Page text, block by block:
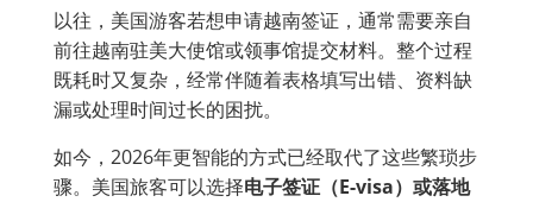
以往，美国游客若想申请越南签证，通常需要亲自
前往越南驻美大使馆或领事馆提交材料。整个过程
既耗时又复杂，经常伴随着表格填写出错、资料缺
漏或处理时间过长的困扰。
如今，2026年更智能的方式已经取代了这些繁琐步
骤。美国旅客可以选择电子签证（E-visa）或落地